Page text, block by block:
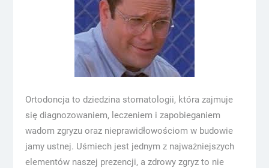
Ortodoncja to dziedzina stomatologii, która zajmuje
się diagnozowaniem, leczeniem i zapobieganiem
wadom zgryzu oraz nieprawidłowościom w budowie
jamy ustnej. Uśmiech jest jednym z najważniejszych
elementów naszej prezencji, a zdrowy zgryz to nie